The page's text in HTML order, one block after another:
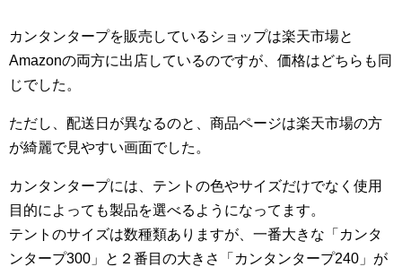
カンタンタープを販売しているショップは楽天市場と
Amazonの両方に出店しているのですが、価格はどちらも同
じでした。
ただし、配送日が異なるのと、商品ページは楽天市場の方
が綺麗で見やすい画面でした。
カンタンタープには、テントの色やサイズだけでなく使用
目的によっても製品を選べるようになってます。
テントのサイズは数種類ありますが、一番大きな「カンタ
ンタープ300」と２番目の大きさ「カンタンタープ240」が